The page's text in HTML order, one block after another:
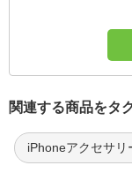
関連する商品をタ
iPhoneアクセサリ